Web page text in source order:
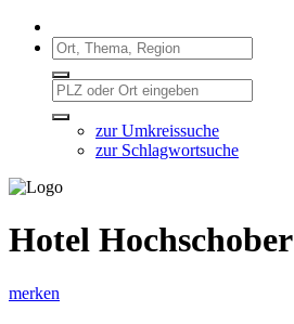
zur Umkreissuche
zur Schlagwortsuche
Hotel Hochschober
merken